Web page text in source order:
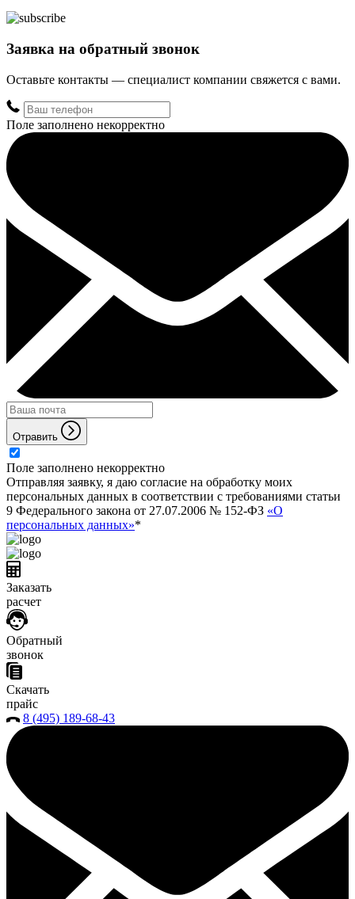
Заявка на обратный звонок
Оставьте контакты — специалист компании свяжется с вами.
Поле заполнено некорректно
Отравить
Поле заполнено некорректно
Отправляя заявку, я даю согласие на обработку моих
персональных данных в соответствии с требованиями статьи
9 Федерального закона от 27.07.2006 № 152-ФЗ «О
персональных данных»*
Заказать
расчет
Обратный
звонок
Скачать
прайс
8 (495) 189-68-43